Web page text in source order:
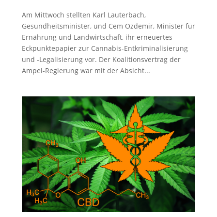
Am Mittwoch stellten Karl Lauterbach,
Gesundheitsminister, und Cem Özdemir, Minister für
Ernährung und Landwirtschaft, ihr erneuertes
Eckpunktepapier zur Cannabis-Entkriminalisierung
und -Legalisierung vor. Der Koalitionsvertrag der
Ampel-Regierung war mit der Absicht...